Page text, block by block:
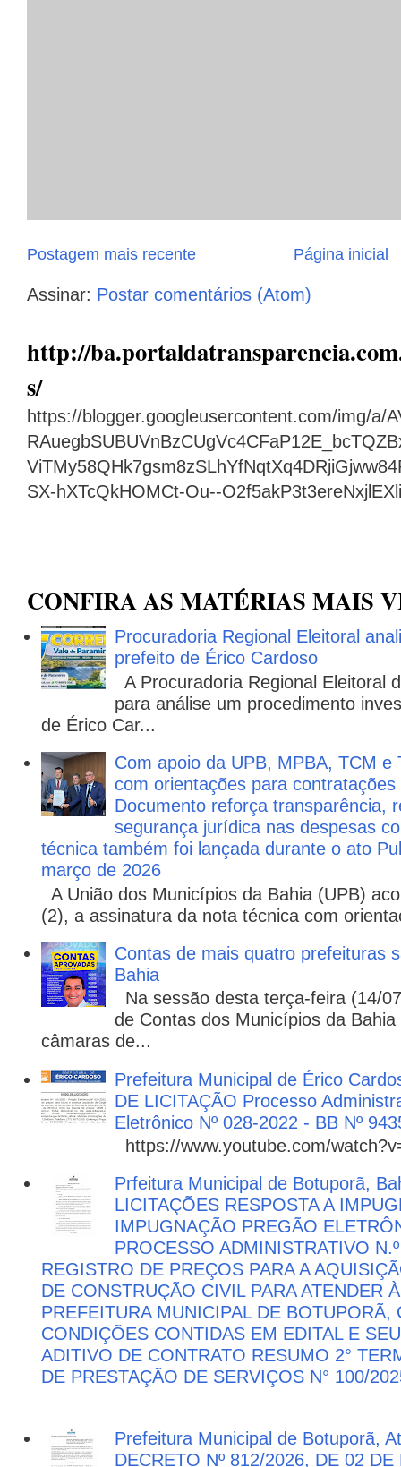
Postagem mais recente Página inicial
Assinar: Postar comentários (Atom)
http://
s/
https://blogger.googleusercontent.com/img/a/
SX-hXTcQkHOMCt-Ou--
CONFIRA AS MATÉRIAS MAIS
Procuradoria Regional Eleitoral
prefeito de Érico Cardoso
A Procuradoria Regional Eleitoral
para análise um procedimento
de Érico Car...
Com apoio da UPB, MPBA, TCM
com orientações para
Documento reforça transparência,
segurança jurídica nas despesas
técnica também foi lançada durante o ato
março de 2026
A União dos Municípios da Bahia (UPB)
(2), a assinatura da nota técnica com
Contas de mais quatro prefeituras
Bahia
Na sessão desta terça-feira (14/
de Contas dos Municípios da
câmaras de...
Prefeitura Municipal de Érico
DE LICITAÇÃO Processo
Eletrônico Nº 028-2022 - BB Nº
https://www.youtube.com/
Prfeitura Municipal de Botuporã,
LICITAÇÕES RESPOSTA A
IMPUGNAÇÃO PREGÃO
PROCESSO ADMINISTRATIVO
REGISTRO DE PREÇOS PARA A
DE CONSTRUÇÃO CIVIL PARA ATENDER
PREFEITURA MUNICIPAL DE
CONDIÇÕES CONTIDAS EM EDITAL E
ADITIVO DE CONTRATO RESUMO 2°
DE PRESTAÇÃO DE SERVIÇOS N° 100/
Prefeitura Municipal de Botuporã,
DECRETO Nº 812/2026, DE 02